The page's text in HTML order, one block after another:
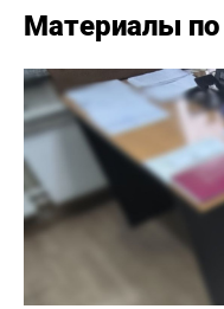
Материалы